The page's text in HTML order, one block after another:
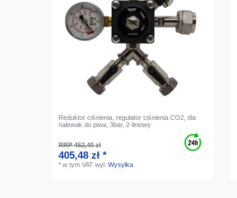
Reduktor ciśnienia, regulator ciśnienia CO2, dla
nalewak do piwa, 3bar, 2-liniowy
RRP 452,40 zł
405,48 zł *
*w tym VAT wyl.Wysylka